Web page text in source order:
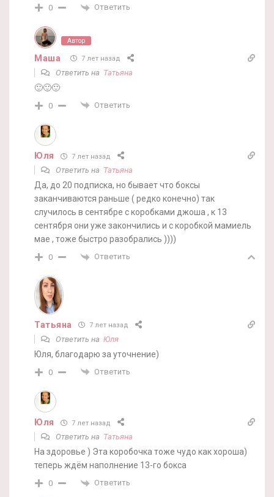
0 Ответить
Автор
Маша 7 лет назад
Ответить на Татьяна
🙂🙂🙂
0 Ответить
Юля 7 лет назад
Ответить на Татьяна
Да, до 20 подписка, но бывает что боксы
заканчиваются раньше ( редко конечно) так
случилось в сентябре с коробками джоша , к 13
сентября они уже закончились и с коробкой мамиель
мае , тоже быстро разобрались ))))
0 Ответить
Татьяна 7 лет назад
Ответить на Юля
Юля, благодарю за уточнение)
0 Ответить
Юля 7 лет назад
Ответить на Татьяна
На здоровье ) Эта коробочка тоже чудо как хороша)
теперь ждём наполнение 13-го бокса
0 Ответить